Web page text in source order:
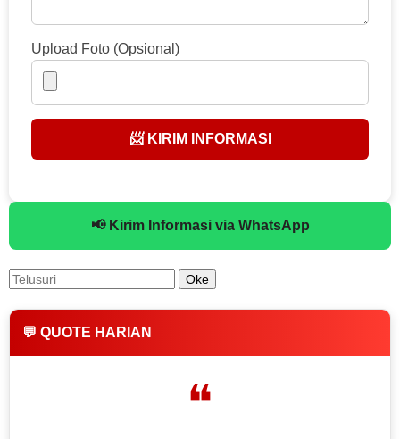
Upload Foto (Opsional)
📨 KIRIM INFORMASI
📢 Kirim Informasi via WhatsApp
💬 QUOTE HARIAN
❝